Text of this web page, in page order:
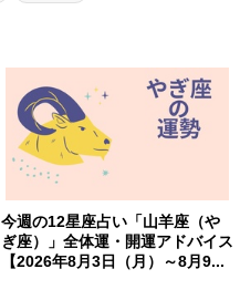
今週の12星座占い「山羊座（や
ぎ座）」全体運・開運アドバイス
【2026年8月3日（月）～8月9...